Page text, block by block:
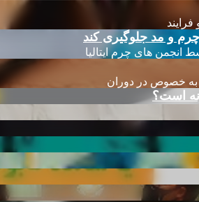
و مد جلوگیری کند
به خصوص در دوران